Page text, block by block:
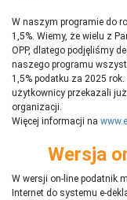
W naszym programie do
1,5%. Wiemy, że wielu z
OPP, dlatego podjęliśmy
naszego programu
1,5% podatku za 2025
użytkownicy przekazali
organizacji.
Więcej informacji na
Wersja
W wersji on-line podatnik
Internet do systemu e-